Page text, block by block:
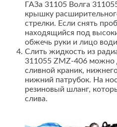
ГАЗа 31105 Волга
крышку
стрелки. Если снять
находящийся под
обжечь руки и лицо
Слить жидкость из
311055 ZMZ-406 можно
сливной краник,
нижний патрубок. На
резиновый шланг,
слива.